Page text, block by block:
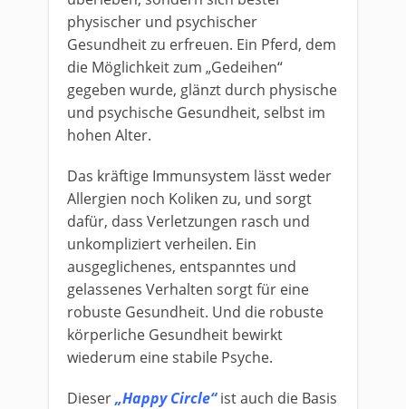
physischer und psychischer
Gesundheit zu erfreuen. Ein Pferd, dem
die Möglichkeit zum „Gedeihen“
gegeben wurde, glänzt durch physische
und psychische Gesundheit, selbst im
hohen Alter.
Das kräftige Immunsystem lässt weder
Allergien noch Koliken zu, und sorgt
dafür, dass Verletzungen rasch und
unkompliziert verheilen. Ein
ausgeglichenes, entspanntes und
gelassenes Verhalten sorgt für eine
robuste Gesundheit. Und die robuste
körperliche Gesundheit bewirkt
wiederum eine stabile Psyche.
Dieser„Happy Circle“ist auch die Basis